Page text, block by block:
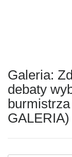
Galeria:
debaty
GALERIA)